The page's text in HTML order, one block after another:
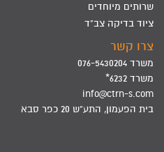
שרותים מיוחדים
ציוד בדיקה צב"ד
צרו קשר
משרד 076-5430204
משרד 6232*
info@ctrn-s.com
בית הפעמון, התע"ש 20 כפר סבא